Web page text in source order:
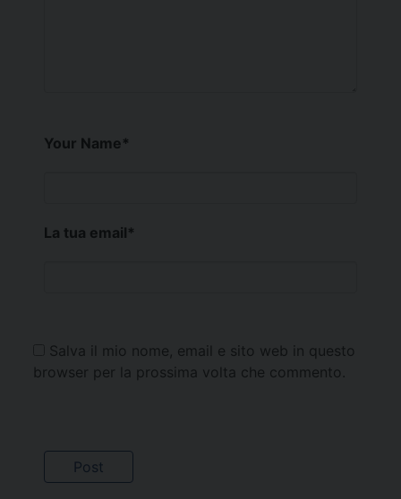
Your Name*
La tua email*
Salva il mio nome, email e sito web in questo
browser per la prossima volta che commento.